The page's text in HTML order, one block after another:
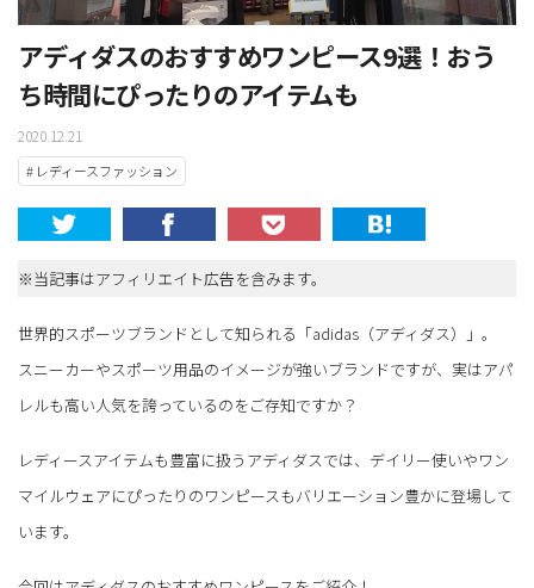
アディダスのおすすめワンピース9選！おう
ち時間にぴったりのアイテムも
2020.12.21
# レディースファッション
※当記事はアフィリエイト広告を含みます。
世界的スポーツブランドとして知られる「adidas（アディダス）」。
スニーカーやスポーツ用品のイメージが強いブランドですが、実はアパ
レルも高い人気を誇っているのをご存知ですか？
レディースアイテムも豊富に扱うアディダスでは、デイリー使いやワン
マイルウェアにぴったりのワンピースもバリエーション豊かに登場して
います。